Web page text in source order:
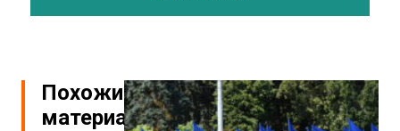
Похожие
материалы